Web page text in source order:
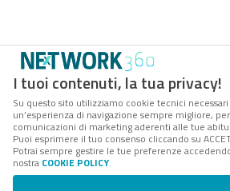
I tuoi contenuti, la tua privacy!
Su questo sito utilizziamo cookie tecnici
un’esperienza di navigazione sempre migliore,
comunicazioni di marketing aderenti alle tue
Puoi esprimere il tuo consenso cliccando su
Potrai sempre gestire le tue preferenze
nostra COOKIE POLICY.